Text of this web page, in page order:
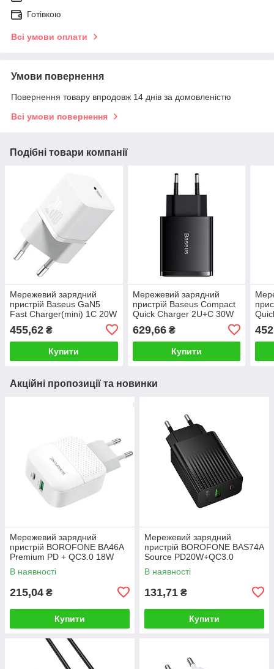
Готівкою
Всі умови оплати
Умови повернення
Повернення товару впродовж 14 днів за домовленістю
Всі умови повернення
Подібні товари компанії
Мережевий зарядний
пристрій Baseus GaN5
Fast Charger(mini) 1C 20W
455,62 ₴
Купити
Мережевий зарядний
пристрій Baseus Compact
Quick Charger 2U+C 30W
629,66₴
Купити
Акційні пропозиції та новинки
Мережевий зарядний
пристрій BOROFONE BA46A
Premium PD + QC3.0 18W
White
В наявності
215,04 ₴
Купити
Мережевий зарядний
пристрій BOROFONE BAS74A
Source PD20W+QC3.0
charger (EU) Black
В наявності
131,71 ₴
Купити